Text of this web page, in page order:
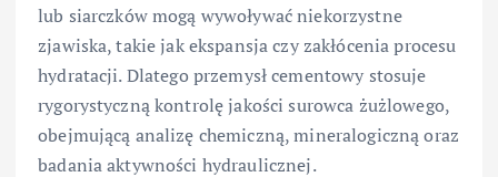
lub siarczków mogą wywoływać niekorzystne
zjawiska, takie jak ekspansja czy zakłócenia procesu
hydratacji. Dlatego przemysł cementowy stosuje
rygorystyczną kontrolę jakości surowca żużlowego,
obejmującą analizę chemiczną, mineralogiczną oraz
badania aktywności hydraulicznej.